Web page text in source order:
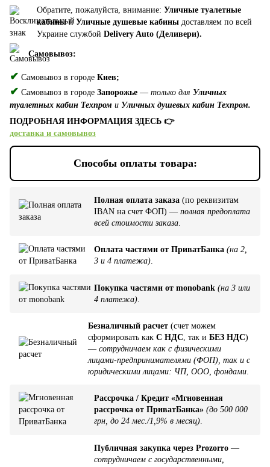
Обратите, пожалуйста, внимание: Уличные туалетные
кабиныи Уличные душевые кабины доставляем по всей
Украине службой Delivery Auto (Деливери).
Самовывоз:
✔ Самовывоз в городе Киев;
✔ Самовывоз в городе Запорожье — только для Уличных
туалетных кабин Техпром и Уличных душевых кабин Техпром.
ПОДРОБНАЯ ИНФОРМАЦИЯ ЗДЕСЬ 👉
доставка и самовывоз
Способы оплаты товара:
Полная оплата заказа (по реквизитам
IBAN на счет ФОП) — полная предоплата
всей стоимости заказа
Оплата частями от ПриватБанка (на 2,
3 и 4 платежа)
Покупка частями от monobank (на 3 или
4 платежа)
Безналичный расчет (счет можем
сформировать как С НДС , так и БЕЗ НДС)
— сотрудничаем как с физическими
лицами-предпринимателями (ФОП), так и с
юридическими лицами: ЧП, ООО, фондами
Рассрочка / Кредит «Мгновенная
рассрочка от ПриватБанка» (до 500 000
грн, до 24 мес./1,9% в месяц).
Публичная закупка через Prozorro —
сотрудничаем с государственными,